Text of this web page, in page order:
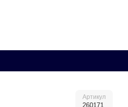
Артикул
260171